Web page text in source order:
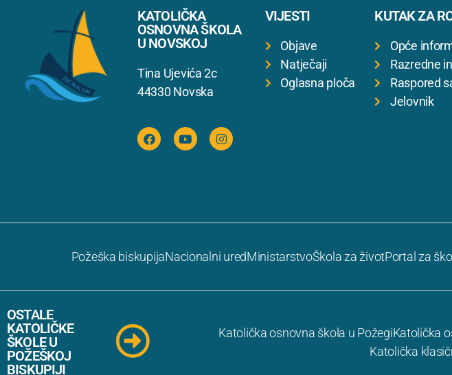
KATOLIČKA
OSNOVNA ŠKOLA
U NOVSKOJ
Tina Ujevića 2c
44330 Novska
VIJESTI
Objave
Natječaji
Oglasna ploča
KUTAK ZA
Opće
Razredne
Raspored
Jelovnik
Požeška biskupijaNacionalni uredMinistarstvoŠkola za životPortal za
OSTALE
KATOLIČKE
ŠKOLE U
POŽEŠKOJ
BISKUPIJI
Katolička osnovna škola u PožegiKatolička
Katolička